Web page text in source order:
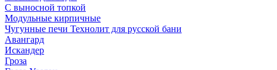
С выносной топкой
Модульные кирпичные
Чугунные печи Технолит для русской бани
Авангард
Искандер
Гроза